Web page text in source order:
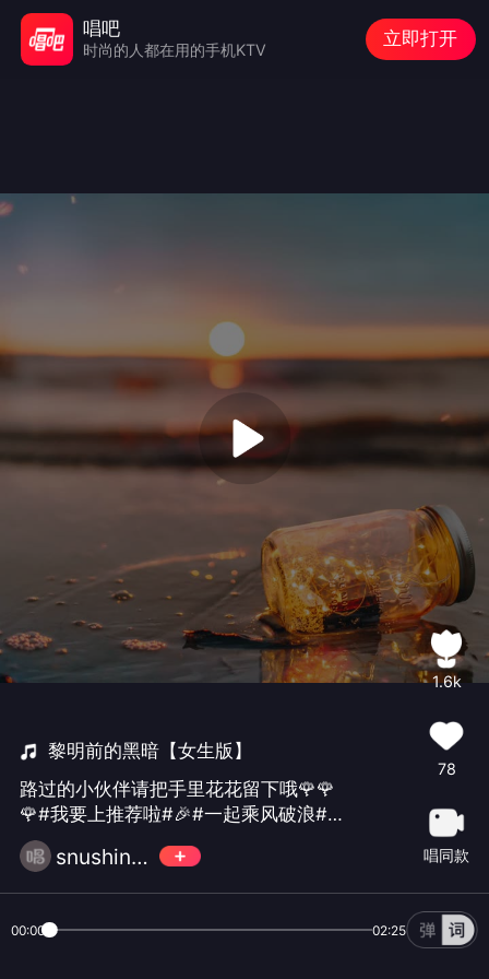
黎明前的黑暗【女生版】
路过的小伙伴请把手里花花留下哦🌹🌹
🌹#我要上推荐啦#🎉#一起乘风破浪#❤️
❤️❤️☀💓🌈
snushine🎶💥
1.6k
78
唱同款
00:00 02:25
唱吧
时尚的人都在用的手机KTV
立即打开